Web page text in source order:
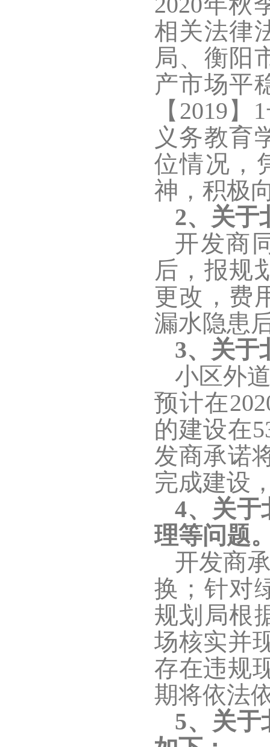
相关法律
局、衡阳
产市场平
【2019
义务教育
位情况，
神，积极
2、关于
开发商
后，报规
更改，费
漏水隐患
3、关于
小区外
预计在
的建设在
发商承诺
完成建设
4、关于
理等问题
开发商
换；针对
规划局根
场核实并
存在违规
期将依法
5、 关于